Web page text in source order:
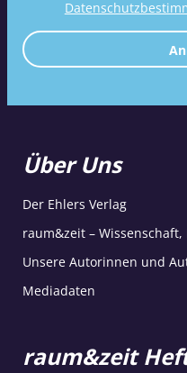
Über Uns
Der Ehlers Verlag
raum&zeit –
Unsere Autorinnen und
Mediadaten
raum&zeit